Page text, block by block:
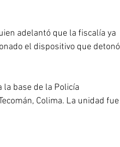
adelantó que la fiscalía ya
el dispositivo que detonó
base de la Policía
Colima. La unidad fue